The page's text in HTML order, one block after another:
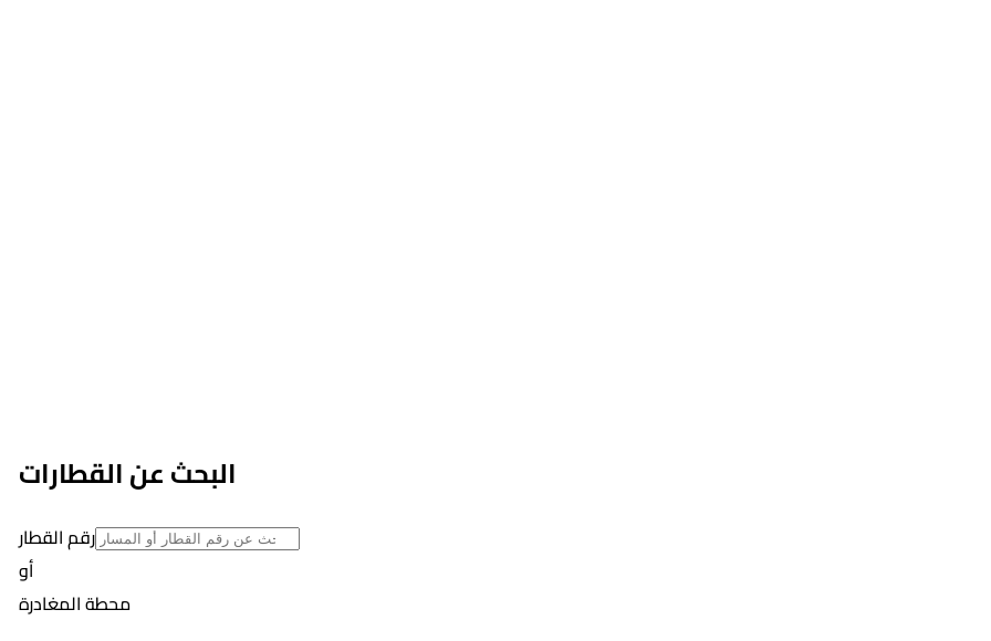
البحث عن القطارات
رقم القطار
أو
محطة المغادرة